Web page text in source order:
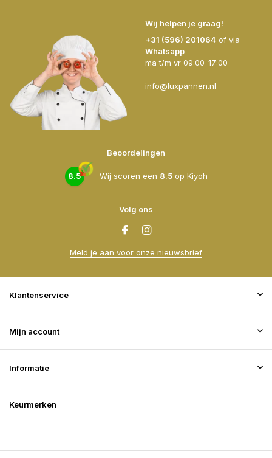
Wij helpen je graag!
+31 (596) 201064 of via
Whatsapp
ma t/m vr 09:00-17:00
info@luxpannen.nl
Beoordelingen
8.5 Wij scoren een 8.5op Kiyoh
Volg ons
Meld je aan voor onze nieuwsbrief
Klantenservice
Mijn account
Informatie
Keurmerken